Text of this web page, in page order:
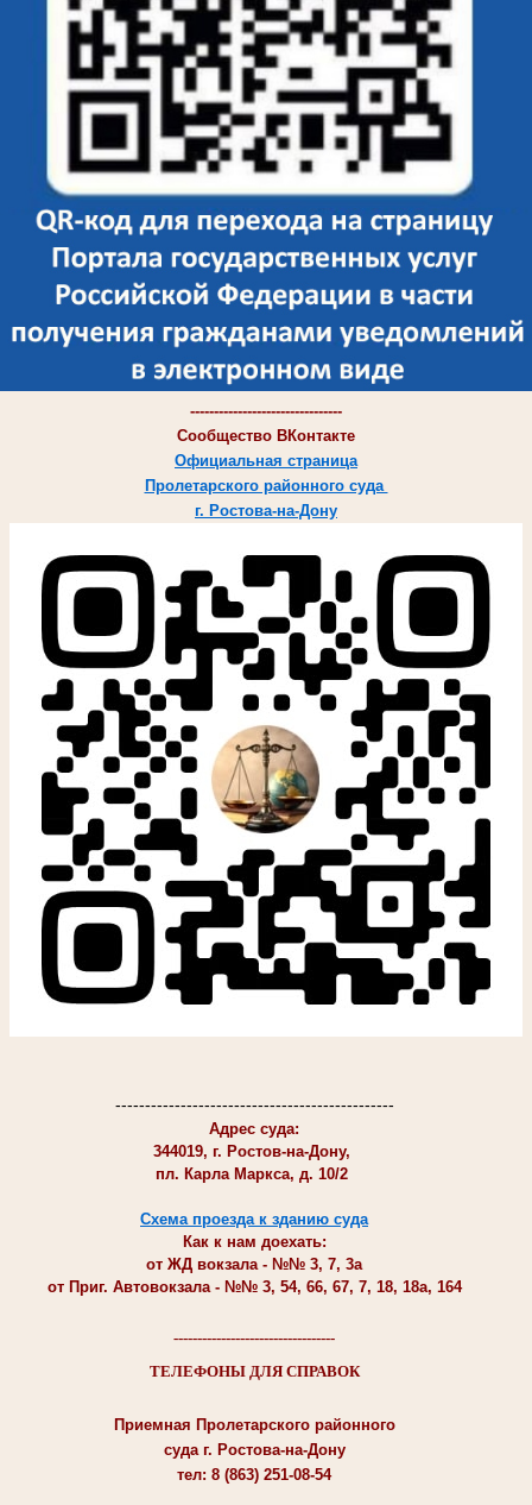
--------------------------------
Сообщество ВКонтакте
Официальная страница
Пролетарского районного суда
г. Ростова-на-Дону
-----------------------------------------------
Адрес суда:
344019, г. Ростов-на-Дону,
пл. Карла Маркса, д. 10/2
Схема проезда к зданию суда
Как к нам доехать:
от ЖД вокзала - №№ 3, 7, 3а
от Приг. Автовокзала - №№ 3, 54, 66, 67, 7, 18, 18а, 164
----------------------------------
ТЕЛЕФОНЫ ДЛЯ СПРАВОК
Приемная Пролетарского районного
суда г. Ростова-на-Дону
тел: 8 (863) 251-08-54